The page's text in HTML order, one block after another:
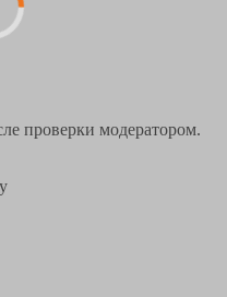
проверки модератором.